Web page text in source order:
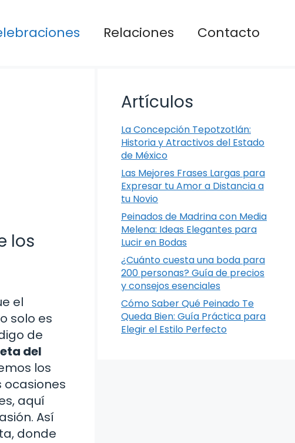
Relaciones Contacto
los
el
solo es
de
del
los
aquí
Así
donde
Artículos
La Concepción Tepotzotlán:
Historia y Atractivos del Estado
de México
Las Mejores Frases Largas para
Expresar tu Amor a Distancia a
tu Novio
Peinados de Madrina con Media
Melena: Ideas Elegantes para
Lucir en Bodas
¿Cuánto cuesta una boda para
200 personas? Guía de precios
y consejos esenciales
Cómo Saber Qué Peinado Te
Queda Bien: Guía Práctica para
Elegir el Estilo Perfecto